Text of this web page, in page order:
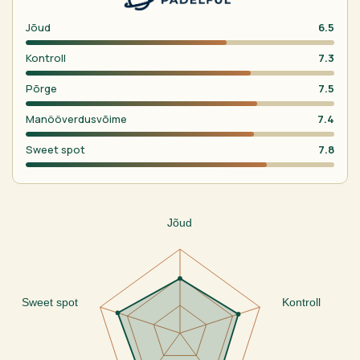
Jõud 6.5
Kontroll 7.3
Põrge 7.5
Manööverdusvõime 7.4
Sweet spot 7.8
Jõud
Kontroll
Sweet spot